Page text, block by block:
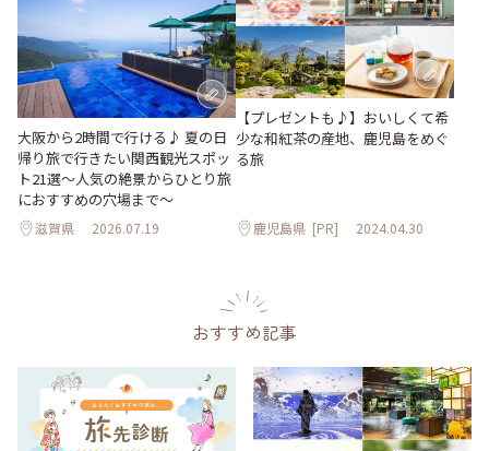
大阪から2時間で行ける♪ 夏の日
帰り旅で行きたい関西観光スポッ
ト21選～人気の絶景からひとり旅
におすすめの穴場まで～
滋賀県 2026.07.19
【プレゼントも♪】おいしくて希
少な和紅茶の産地、鹿児島をめぐ
る旅
鹿児島県 [PR] 2024.04.30
おすすめ記事